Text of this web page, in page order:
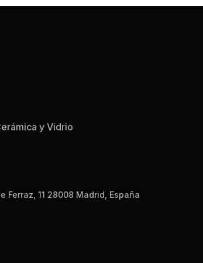
y Vidrio
Ferraz, 11 28008 Madrid, España